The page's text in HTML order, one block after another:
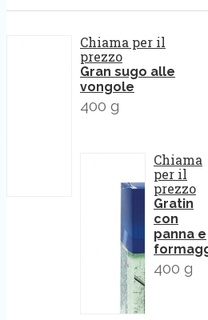
Chiama per il
prezzo
Gran sugo alle
vongole
400 g
Chiama
per il
prezzo
Gratin
con
panna e
400 g